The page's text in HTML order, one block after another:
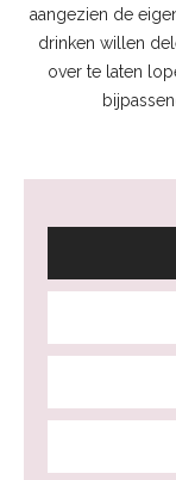
aangezien de
drinken willen
over te laten